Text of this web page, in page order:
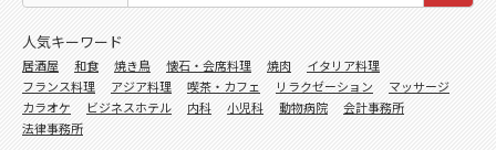
人気キーワード
居酒屋 和食 焼き鳥 懐石・会席料理 焼肉
イタリア料理
フランス料理
アジア料理 喫茶・カフェ リラクゼーション
マッサージ
カラオケ
ビジネスホテル 内科 小児科 動物病院
会計事務所
法律事務所